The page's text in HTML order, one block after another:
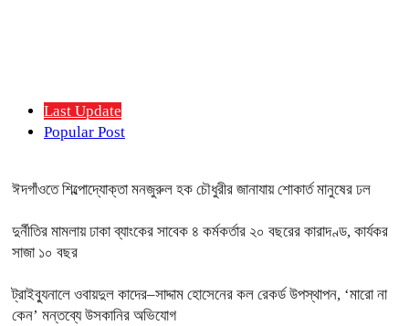
Last Update
Popular Post
ঈদগাঁওতে শিল্পোদ্যোক্তা মনজুরুল হক চৌধুরীর জানাযায় শোকার্ত মানুষের ঢল
দুর্নীতির মামলায় ঢাকা ব্যাংকের সাবেক ৪ কর্মকর্তার ২০ বছরের কারাদণ্ড, কার্যকর
সাজা ১০ বছর
ট্রাইব্যুনালে ওবায়দুল কাদের–সাদ্দাম হোসেনের কল রেকর্ড উপস্থাপন, ‘মারো না
কেন’ মন্তব্যে উসকানির অভিযোগ